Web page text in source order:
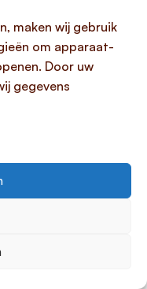
maken wij gebruik
om apparaat-
Door uw
gegevens
diverse zakelijke
en efficiëntie. U
investeringen,
het dekken van
toepassing
mogelijk aanzienlijk
financiële structuur